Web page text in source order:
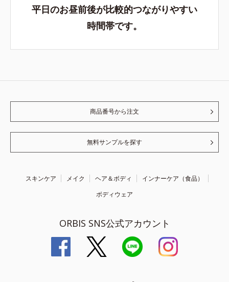
平日のお昼前後が比較的つながりやすい
時間帯です。
商品番号から注文
無料サンプルを探す
スキンケア メイク ヘア＆ボディ
インナーケア（食品）
ボディウェア
ORBIS SNS公式アカウント